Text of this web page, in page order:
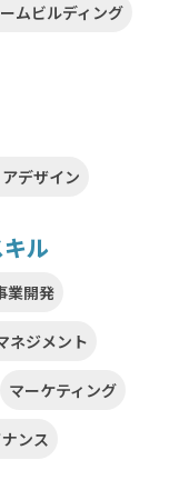
ムビルディング
デザイン
ル
業開発
ネジメント
マーケティング
ンス